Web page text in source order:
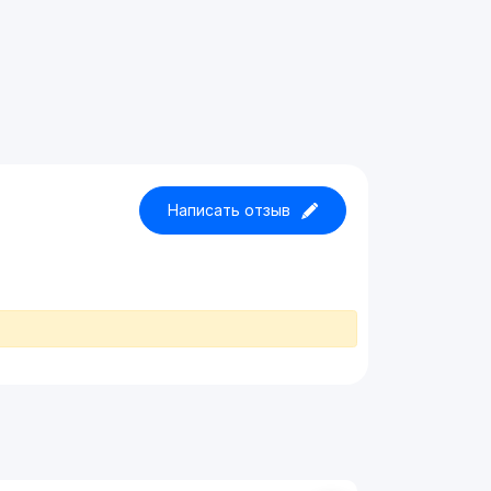
Написать отзыв